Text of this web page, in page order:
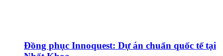
Đồng phục Innoquest: Dự án chuẩn quốc tế tại